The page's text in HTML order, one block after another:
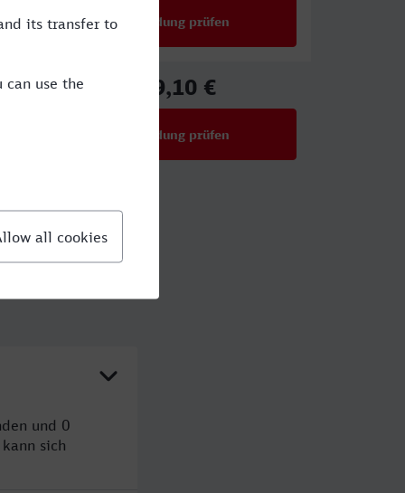
Verbindung prüfen
29,10 €
Verbindung prüfen
und 0
sich